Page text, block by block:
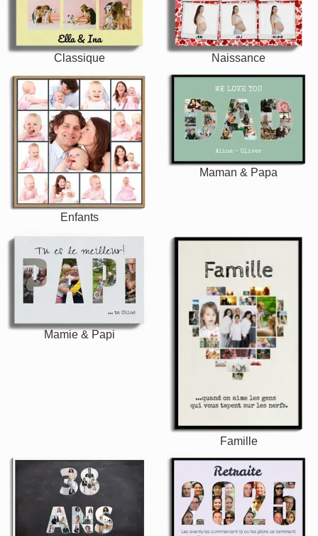
Classique Naissance
Enfants
Maman & Papa
Mamie & Papi
Famille